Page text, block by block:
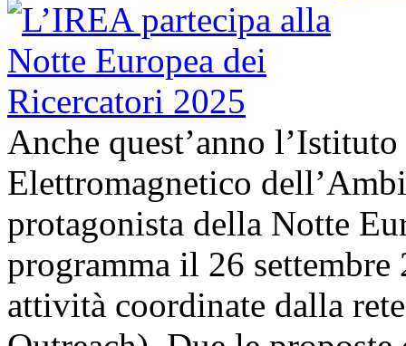
Anche quest’anno
Elettromagnetico
protagonista della Notte
programma il 26
attività coordinate dalla